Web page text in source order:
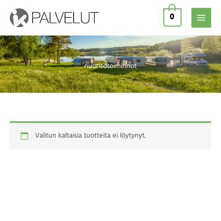
sisältöön
0
nuorisotoiminnot
Valitun kaltaisia tuotteita ei löytynyt.